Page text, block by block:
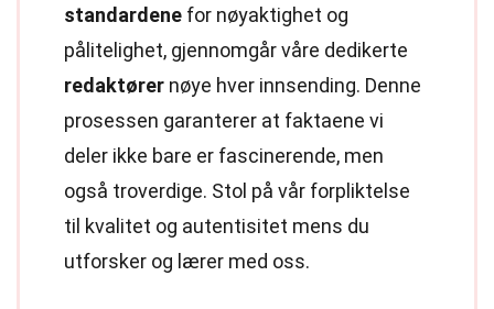
standardene for nøyaktighet og
pålitelighet, gjennomgår våre dedikerte
redaktører nøye hver innsending. Denne
prosessen garanterer at faktaene vi
deler ikke bare er fascinerende, men
også troverdige. Stol på vår forpliktelse
til kvalitet og autentisitet mens du
utforsker og lærer med oss.